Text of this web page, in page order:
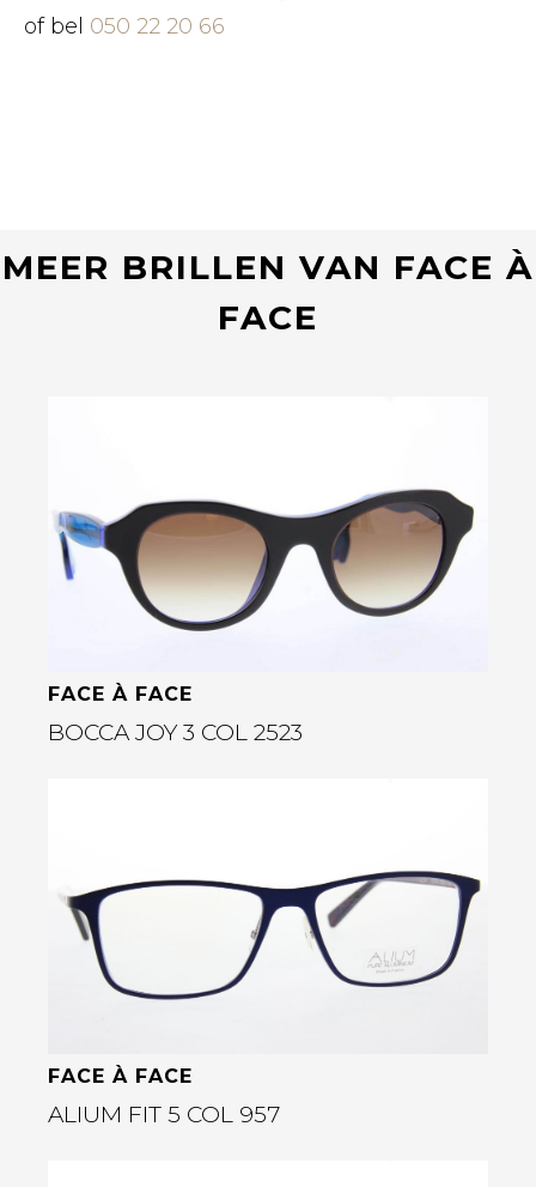
of bel 050 22 20 66
MEER BRILLEN VAN FACE À
FACE
FACE À FACE
BOCCA JOY 3 COL 2523
FACE À FACE
ALIUM FIT 5 COL 957